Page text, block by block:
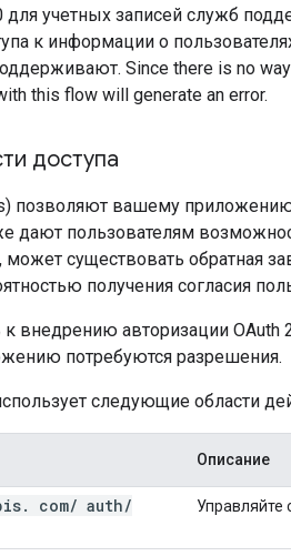
для учетных записей служб
к информации о
Since there is no
this flow will generate an error.
доступа
позволяют вашему
дают пользователям
может существовать
получения согласия
к внедрению авторизации
потребуются разрешения.
следующие области
Описание
. com/ auth/
Управляйте